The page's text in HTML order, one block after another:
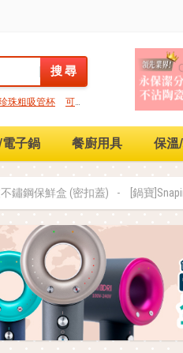
搜 尋
珠粗吸管杯
可微
子鍋 餐廚用具 保溫
鏽鋼保鮮盒 (密扣蓋) [鍋寶